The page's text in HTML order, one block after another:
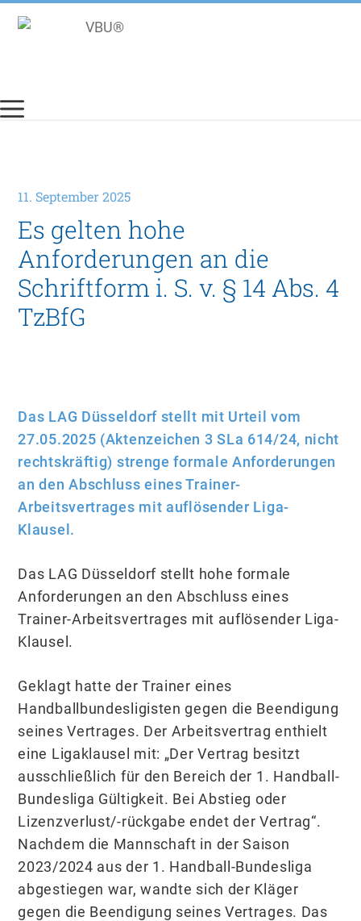
Inhalt
Es gelten hohe
Anforderungen an die
Schriftform i. S. v. § 14 Abs. 4
TzBfG
11. September 2025
Das LAG Düsseldorf stellt mit Urteil vom
27.05.2025 (Aktenzeichen 3 SLa 614/24, nicht
rechtskräftig) strenge formale Anforderungen
an den Abschluss eines Trainer-
Arbeitsvertrages mit auflösender Liga-
Klausel.
Das LAG Düsseldorf stellt hohe formale
Anforderungen an den Abschluss eines
Trainer-Arbeitsvertrages mit auflösender Liga-
Klausel.
Geklagt hatte der Trainer eines
Handballbundesligisten gegen die Beendigung
seines Vertrages. Der Arbeitsvertrag enthielt
eine Ligaklausel mit: „Der Vertrag besitzt
ausschließlich für den Bereich der 1. Handball-
Bundesliga Gültigkeit. Bei Abstieg oder
Lizenzverlust/-rückgabe endet der Vertrag“.
Nachdem die Mannschaft in der Saison
2023/2024 aus der 1. Handball-Bundesliga
abgestiegen war, wandte sich der Kläger
gegen die Beendigung seines Vertrages. Das